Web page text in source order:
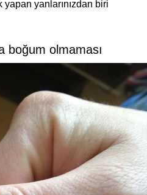
yanlarınızdan biri
boğum olmaması